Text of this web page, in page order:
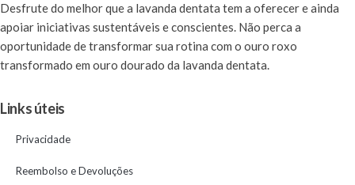
Desfrutedo melhor que a lavanda dentata tem a oferecer e ainda
apoiar iniciativas sustentáveis e conscientes. Não perca a
oportunidade de transformar sua rotina com o ouro roxo
transformado em ouro dourado da lavanda dentata.
Links úteis
Privacidade
Reembolso e Devoluções